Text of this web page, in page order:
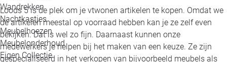
Wandrekken
Nachtkastjes
Meubelhoezen
Meubelonderhoud
Eigen Collectie
Loods 5 is de plek om je vtwonen artikelen te kopen. Omdat we
de artikelen meestal op voorraad hebben kan je ze zelf even
bekijken. Dat is wel zo fijn. Daarnaast kunnen onze
medewerkers je helpen bij het maken van een keuze. Ze zijn
gespecialiseerd in het verkopen van bijvoorbeeld meubels als